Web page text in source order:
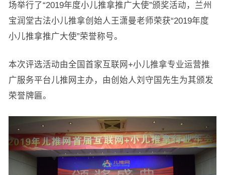
场举行了“2019年度小儿推拿推广大使”颁奖活动，兰州
宝润堂古法小儿推拿创始人王潇曼老师荣获“2019年度
小儿推拿推广大使”荣誉称号。
本次评选活动由全国首家互联网+小儿推拿专业运营推
广服务平台儿推网主办，由创始人刘守国先生为其颁发
荣誉牌匾。